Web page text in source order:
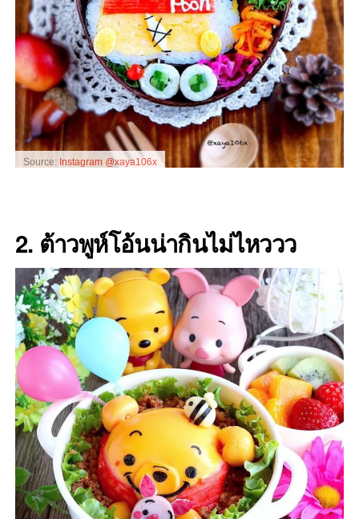
Source: Instagram @xaya106x
2. ต้าวพูห์โอ้นน่ากินไม่ไหววว